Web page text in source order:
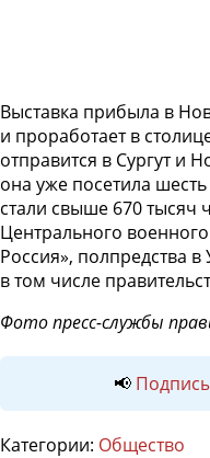
Выставка прибыла в
и проработает в
отправится в Сургут и
она уже посетила
стали свыше 670 тысяч
Центрального
Россия», полпредства
в том числе
Фото пресс-службы
📢
Категории: Общество